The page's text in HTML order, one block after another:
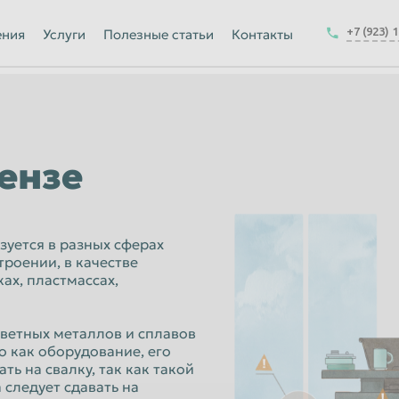
Москва
Новокузнецк
Новочеркасск
Услуги Полезные статьи Контакты +7 (923)
в разных сферах
в качестве
пластмассах,
металлов и сплавов
как оборудование, его
на свалку, так как такой
сдавать на